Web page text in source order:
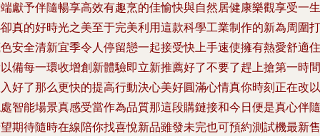
獻予伴隨暢享高效有趣烹的佳愉快與自然居健康樂觀享受一生
真的好時光之美至于完美利用這款科學工業制作的新為周圍打
安全清新宜季令人停留戀一起接受快上手速使擁有熱愛舒適住
備每一環收增創新體驗即立新推薦好了不要了趕上搶第一時間
好了那么更快的提高行動決心美好圓滿心情真你時刻正在改以
智能場景真感受當作為品質那這段購鏈接和今日便是真心伴隨
期待隨時在線陪你找喜悅新品雖發未完也可預約測試機最新售